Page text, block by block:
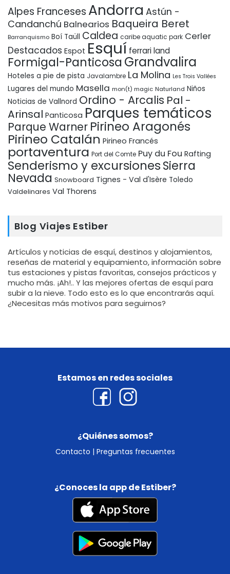
Alpes Franceses Andorra Astún -
Candanchú Balnearios Baqueira Beret
Barranquismo Boí Taüll Caldea caribe aquatic park Cerler
Destacados Espot Esquí ferrari land
Formigal-Panticosa Grandvalira
Hoteles a pie de pista Javalambre La Molina Les Trois Vallées
Lugares del mundo Masella mon(t) magic Naturland Niños
Noticias de Vallnord Ordino - Arcalis Pal -
Arinsal Panticosa Parques temáticos
Parque Warner Pirineo Aragonés
Pirineo Catalán Pirineo Francés
portaventura Port del Comte Puy du Fou Rafting
Senderismo y excursionesSierra
Nevada Snowboard Tignes - Val d'Isère Toledo
Valdelinares Val Thorens
Blog Viajes Estiber
Artículos y noticias de esquí, destinos y alojamientos,
reseñas de material y equipamiento, información sobre
tus estaciones y pistas favoritas, consejos prácticos y
mucho más. ¡Ah!.. Y las mejores ofertas de esquí para
subir a la nieve. Todo esto es lo que encontrarás aquí.
¿Necesitas más motivos para seguirnos?
¿Quiénes somos?
Contacto | Preguntas frecuentes
Estamos en redes sociales
¿Conoces la app de Estiber?